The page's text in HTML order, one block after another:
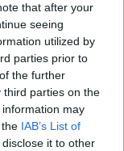
that after your
seeing
utilized by
parties prior to
the further
third parties on the
information may
IAB’s List of
it to other
χάρη στα
κατάλληλο για
καθημερινή